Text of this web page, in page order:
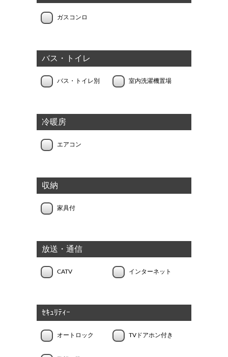
ガスコンロ
バス・トイレ
バス・トイレ別 室内洗濯機置場
冷暖房
エアコン
収納
家具付
放送・通信
CATV インターネット
ｾｷｭﾘﾃｨｰ
オートロック TVドアホン付き